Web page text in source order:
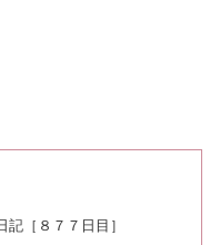
記［８７７日目］